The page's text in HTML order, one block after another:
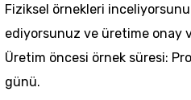
Fiziksel örnekleri
ediyorsunuz ve üretime onay
Üretim öncesi örnek süresi:
günü.